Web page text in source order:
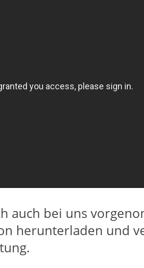
auch bei uns
herunterladen und